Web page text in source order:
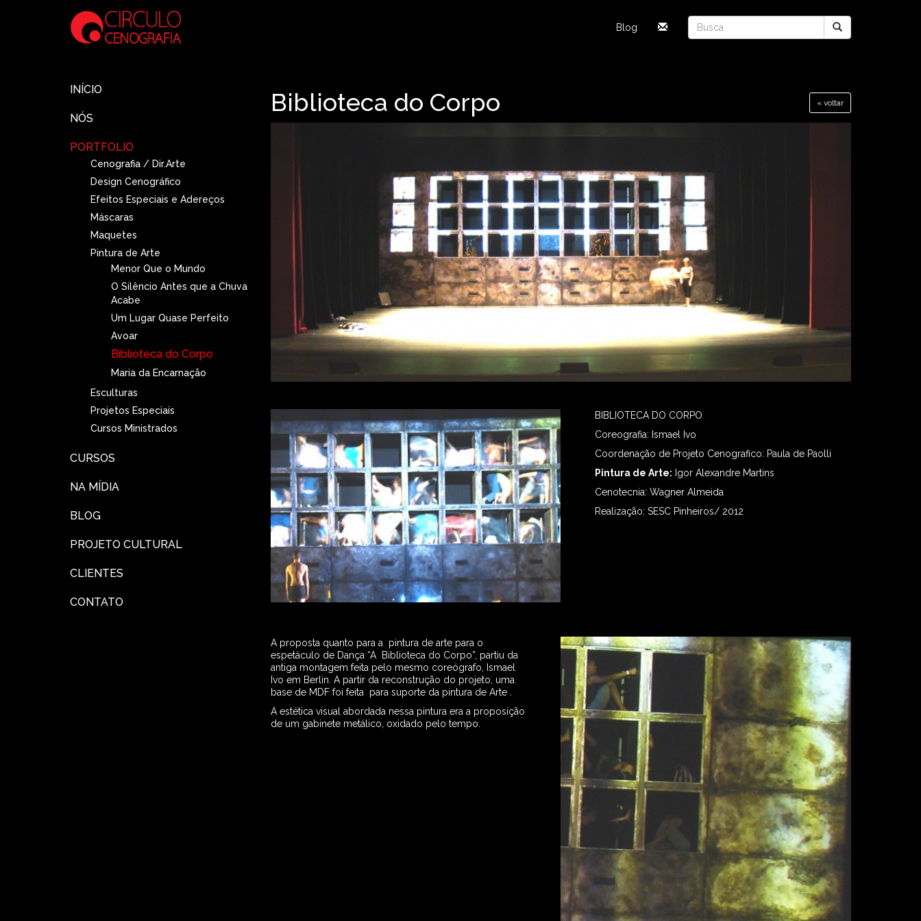
Blog
INÍCIO
NÓS
PORTFOLIO
Cenografia / Dir.Arte
Design Cenográfico
Efeitos Especiais e Adereços
Máscaras
Maquetes
Pintura de Arte
Menor Que o Mundo
O Silêncio Antes que a Chuva
Acabe
Um Lugar Quase Perfeito
Avoar
Biblioteca do Corpo
Maria da Encarnação
Esculturas
Projetos Especiais
Cursos Ministrados
CURSOS
NA MÍDIA
BLOG
PROJETO CULTURAL
CLIENTES
CONTATO
Biblioteca do Corpo « voltar
BIBLIOTECA DO CORPO
Coreografia: Ismael Ivo
Coordenação de Projeto Cenografico: Paula de Paolli
Pintura de Arte: Igor Alexandre Martins
Cenotecnia: Wagner Almeida
Realização: SESC Pinheiros/ 2012
A proposta quanto para a pintura de arte para o
espetáculo de Dança “A Biblioteca do Corpo”, partiu da
antiga montagem feita pelo mesmo coreógrafo, Ismael
Ivo em Berlin. A partir da reconstrução do projeto, uma
base de MDF foi feita para suporte da pintura de Arte .
A estética visual abordada nessa pintura era a proposição
de um gabinete metálico, oxidado pelo tempo.